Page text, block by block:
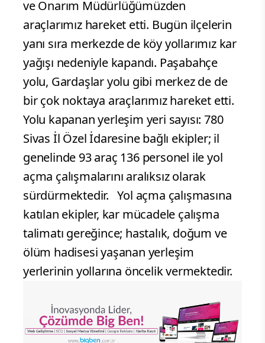
ve Onarım Müdürlüğümüzden
araçlarımız hareket etti. Bugün ilçelerin
yanı sıra merkezde de köy yollarımız kar
yağışı nedeniyle kapandı. Paşabahçe
yolu, Gardaşlar yolu gibi merkez de de
bir çok noktaya araçlarımız hareket etti.
Yolu kapanan yerleşim yeri sayısı: 780
Sivas İl Özel İdaresine bağlı ekipler; il
genelinde 93 araç 136 personel ile yol
açma çalışmalarını aralıksız olarak
sürdürmektedir. Yol açma çalışmasına
katılan ekipler, kar mücadele çalışma
talimatı gereğince; hastalık, doğum ve
ölüm hadisesi yaşanan yerleşim
yerlerinin yollarına öncelik vermektedir.